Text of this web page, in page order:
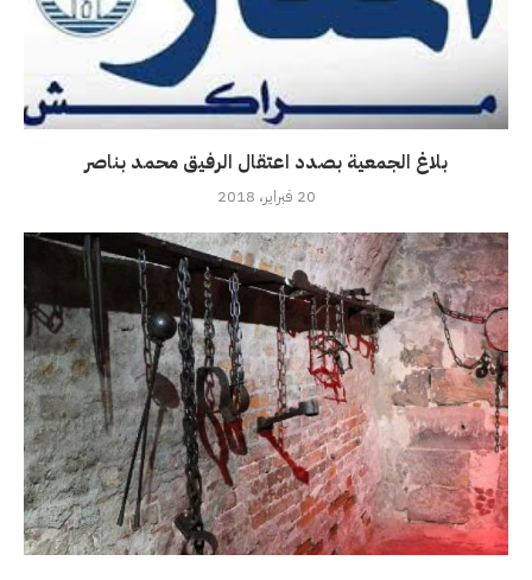
بلاغ الجمعية بصدد اعتقال الرفيق محمد بناصر
20 فبراير، 2018